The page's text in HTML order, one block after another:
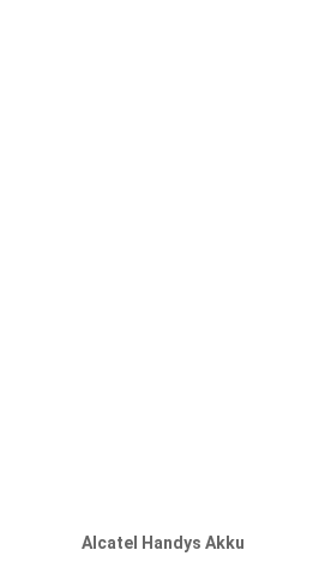
Alcatel Handys Akku